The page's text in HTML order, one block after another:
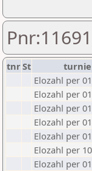
tnrSt
Elozahl per
Elozahl per
Elozahl per
Elozahl per
Elozahl per
Elozahl per
Elozahl per